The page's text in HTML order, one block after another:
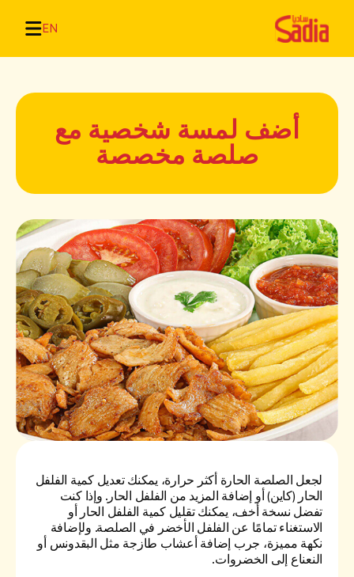
EN
أضف لمسة شخصية مع
صلصة مخصصة
لجعل الصلصة الحارة أكثر حرارة، يمكنك تعديل كمية الفلفل
الحار (كاين) أو إضافة المزيد من الفلفل الحار. وإذا كنت
تفضل نسخة أخف، يمكنك تقليل كمية الفلفل الحار أو
الاستغناء تمامًا عن الفلفل الأخضر في الصلصة. ولإضافة
نكهة مميزة، جرب إضافة أعشاب طازجة مثل البقدونس أو
النعناع إلى الخضروات.